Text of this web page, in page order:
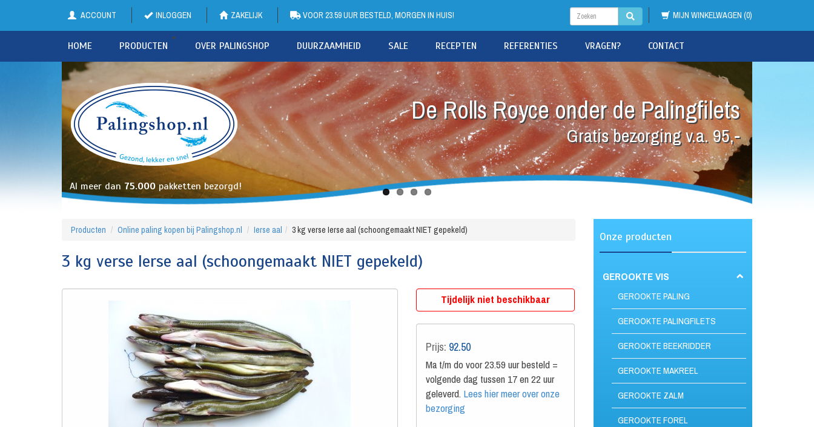
ACCOUNT INLOGGEN ZAKELIJK VOOR 23.59 UUR BESTELD, MORGEN IN HUIS! MIJN WINKELWAGEN (0)
HOME PRODUCTEN OVER PALINGSHOP DUURZAAMHEID SALE RECEPTEN REFERENTIES VRAGEN? CONTACT
Al meer dan 75.000 pakketten bezorgd!
De Rolls Royce onder de Palingfilets
Gratis bezorging v.a. 95,-
Producten Online paling kopen bij Palingshop.nl Ierse aal 3 kg verse Ierse aal (schoongemaakt NIET gepekeld)
3 kg verse Ierse aal (schoongemaakt NIET gepekeld)
Tijdelijk niet beschikbaar
Prijs: 92.50
Ma t/m do voor 23.59 uur besteld =
volgende dag tussen 17 en 22 uur
geleverd. Lees hier meer over onze
bezorging
Onze producten
GEROOKTE VIS
GEROOKTE PALING
GEROOKTE PALINGFILETS
GEROOKTE BEEKRIDDER
GEROOKTE MAKREEL
GEROOKTE ZALM
GEROOKTE FOREL